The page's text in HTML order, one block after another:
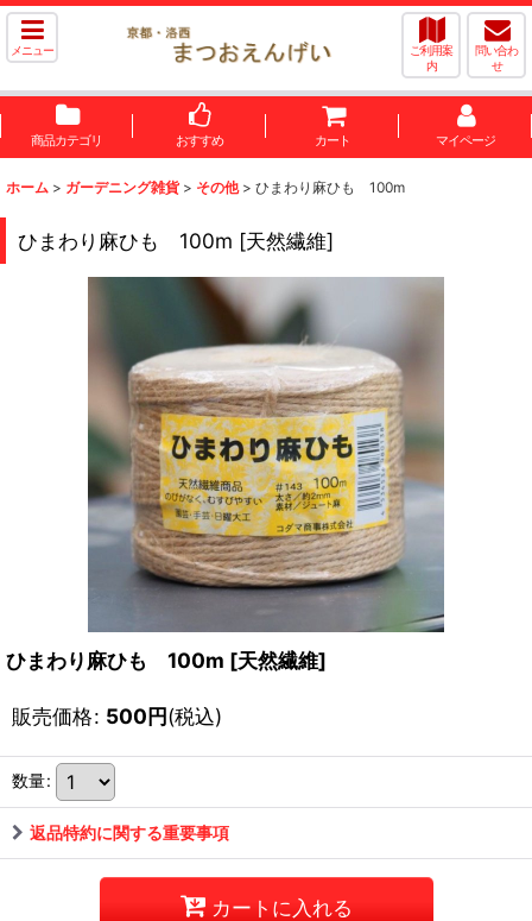
メニュー
ご利用案
内
問い合わ
せ
商品カテゴリ おすすめ カート マイページ
ホーム > ガーデニング雑貨 > その他 > ひまわり麻ひも 100m
ひまわり麻ひも 100m [天然繊維]
ひまわり麻ひも 100m [天然繊維]
販売価格: 500円(税込)
数量:
返品特約に関する重要事項
カートに入れる